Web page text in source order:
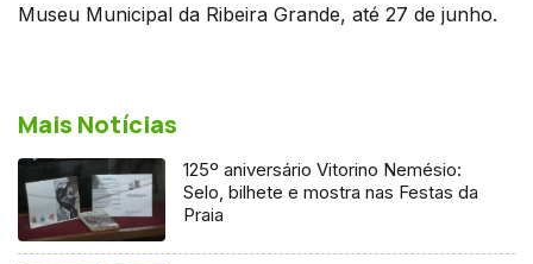
Museu Municipal da Ribeira Grande, até 27 de junho.
Mais Notícias
125º aniversário Vitorino Nemésio:
Selo, bilhete e mostra nas Festas da
Praia